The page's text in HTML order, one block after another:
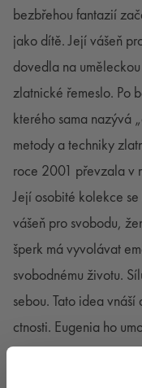
bezbřehou fantazií
jako dítě. Její vášeň
dovedla na
zlatnické řemeslo. Po
kterého sama nazývá
metody a techniky
roce 2001 převzala v
Její osobité kolekce
vášeň pro svobodu,
šperk má vyvolávat
svobodnému životu.
sebou. Tato idea
ctnosti. Eugenia ho
chápe jako intimní